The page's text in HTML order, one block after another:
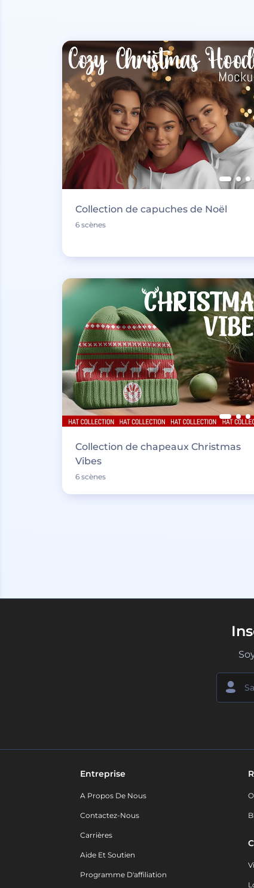
Collection de capuches de Noël
6 scènes
Collection de chapeaux Christmas
Vibes
6 scènes
Entreprise
A Propos De Nous
Contactez-Nous
Carrières
Aide Et Soutien
Programme D'affiliation